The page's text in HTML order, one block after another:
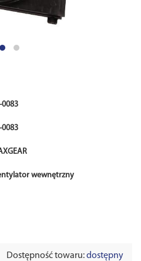
0083
0083
wewnętrzny
Dostępność towaru:dostępny